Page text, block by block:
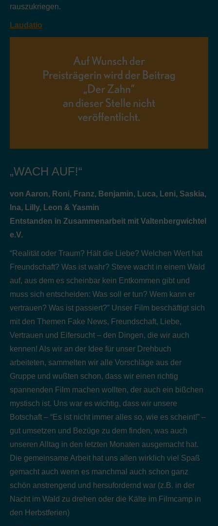
rauszukriegen.
Laudatio
„WACH AUF!“
von Aaron, Roni, Franz, Benjamin, Luca, Leni, Saskia,
Ina, Lilly, Leon & Yasmin
Entstanden in Zusammenarbeit mit Valtenbergwichtel
e.V.
“Realität oder Traum? Hält die Liebe? Welchen Wert hat
Freundschaft? Was ist wahr? Steve wacht in einem Wald
auf, aus dem es scheinbar kein Entkommen gibt und
muss sich entscheiden: Was soll er tun? Wem kann er
vertrauen? Was ist passiert?” Unser Film beschäftigt sich
mit den Themen Fake News, Freundschaft, Liebe,
Vertrauen und Eifersucht – den Dingen, die wir auch
kennen! Als wir an der Idee für unser Drehbuch
arbeiteten, sammelten wir alle Vorschläge aus der
Gruppe und wußten schon, dass wir einen richtig
spannenden Film machen wollten, der auch ein bißchen
mystisch ist. Uns war es wichtig, dass wir unsere
Botschaft – “Es ist nicht immer alles so, wie es scheint!” –
gut umsetzen und Bezüge zu dem finden, was auch
unseren Alltag in den letzten Monaten ausgemacht hat.
Die gemeinsame Arbeit hat uns allen wirklich viel Spaß
gemacht auch wenn es manchmal auch schon ganz
schön anstrengend und hersufordernd war (z.B. in der
Nacht im Wald zu drehen oder die Kälte im Filmcamp in
den Herbstferien)